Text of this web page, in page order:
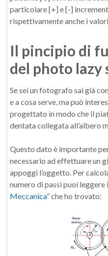
particolare [+] e [-]
rispettivamente anche i
Il pincipio di
del photo lazy
Se sei un fotografo sai già
e a cosa serve, ma può
progettato in modo che il
dentata collegata all’albero
Questo dato è importante
necessario ad effettuare un
appoggi l’oggetto. Per
numero di passi puoi leggere
Meccanica” che ho trovato: